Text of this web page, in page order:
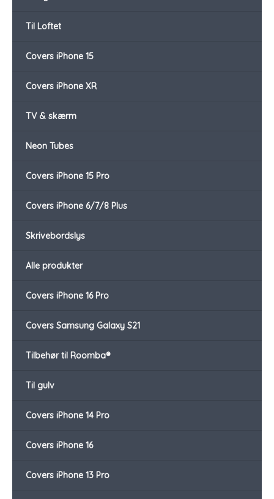
Til Loftet
Covers iPhone 15
Covers iPhone XR
TV & skærm
Neon Tubes
Covers iPhone 15 Pro
Covers iPhone 6/7/8 Plus
Skrivebordslys
Alle produkter
Covers iPhone 16 Pro
Covers Samsung Galaxy S21
Tilbehør til Roomba®
Til gulv
Covers iPhone 14 Pro
Covers iPhone 16
Covers iPhone 13 Pro